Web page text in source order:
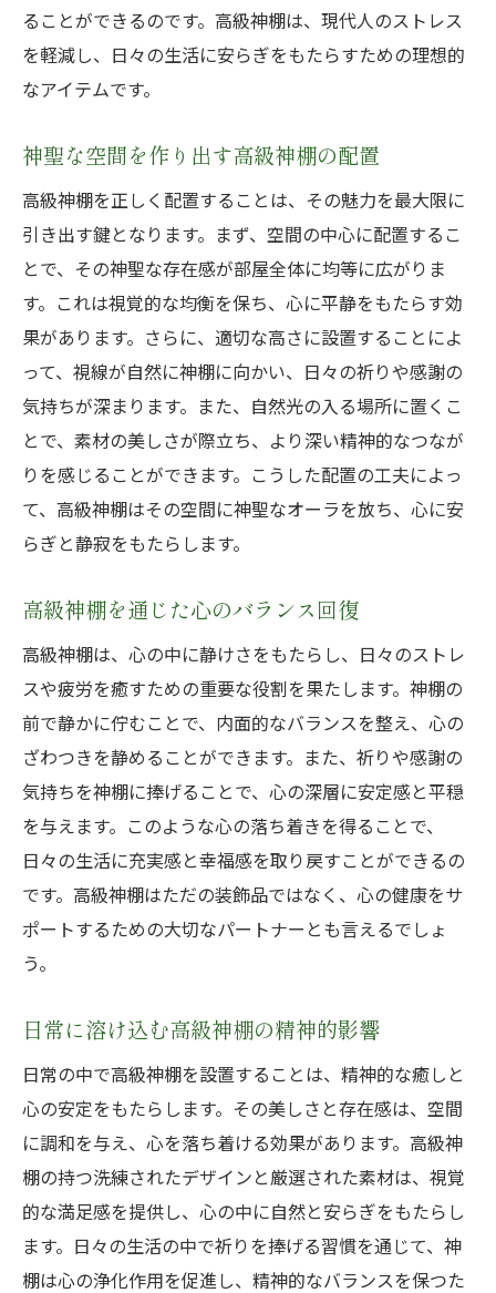
高級神棚がもたらす穏やかな時間の過ごし
方
心和む高級神棚との休日の過ごし方
心が落ち着く高級神棚とのひととき
高級神棚が心に与える日常の癒し
高級神棚を通じたリラックスタイムの提案
高級神棚の魅力が引き出す生活空間の洗練
高級神棚がもたらす空間の上質感
洗練された生活空間を演出する高級神棚
高級神棚とインテリアの調和
生活空間に高級感を与える神棚の配置
神棚が生活空間に与えるエレガンス
高級神棚が引き立てる空間のデザイン
ることができるのです。高級神棚は、現代人のストレス
を軽減し、日々の生活に安らぎをもたらすための理想的
なアイテムです。
神聖な空間を作り出す高級神棚の配置
高級神棚を正しく配置することは、その魅力を最大限に
引き出す鍵となります。まず、空間の中心に配置するこ
とで、その神聖な存在感が部屋全体に均等に広がりま
す。これは視覚的な均衡を保ち、心に平静をもたらす効
果があります。さらに、適切な高さに設置することによ
って、視線が自然に神棚に向かい、日々の祈りや感謝の
気持ちが深まります。また、自然光の入る場所に置くこ
とで、素材の美しさが際立ち、より深い精神的なつなが
りを感じることができます。こうした配置の工夫によっ
て、高級神棚はその空間に神聖なオーラを放ち、心に安
らぎと静寂をもたらします。
高級神棚を通じた心のバランス回復
高級神棚は、心の中に静けさをもたらし、日々のストレ
スや疲労を癒すための重要な役割を果たします。神棚の
前で静かに佇むことで、内面的なバランスを整え、心の
ざわつきを静めることができます。また、祈りや感謝の
気持ちを神棚に捧げることで、心の深層に安定感と平穏
を与えます。このような心の落ち着きを得ることで、
日々の生活に充実感と幸福感を取り戻すことができるの
です。高級神棚はただの装飾品ではなく、心の健康をサ
ポートするための大切なパートナーとも言えるでしょ
う。
日常に溶け込む高級神棚の精神的影響
日常の中で高級神棚を設置することは、精神的な癒しと
心の安定をもたらします。その美しさと存在感は、空間
に調和を与え、心を落ち着ける効果があります。高級神
棚の持つ洗練されたデザインと厳選された素材は、視覚
的な満足感を提供し、心の中に自然と安らぎをもたらし
ます。日々の生活の中で祈りを捧げる習慣を通じて、神
棚は心の浄化作用を促進し、精神的なバランスを保つた